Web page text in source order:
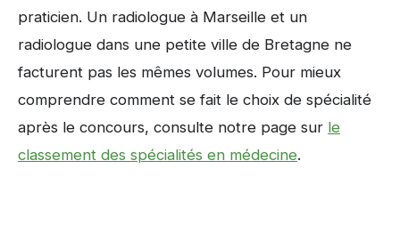
praticien. Un radiologue à Marseille et un
radiologue dans une petite ville de Bretagne ne
facturent pas les mêmes volumes. Pour mieux
comprendre comment se fait le choix de spécialité
après le concours, consulte notre page sur le
classement des spécialités en médecine.